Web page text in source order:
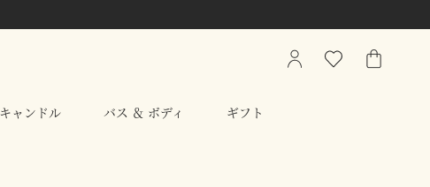
ャンドル バス ＆ ボディ ギフト
My
ウ
シ